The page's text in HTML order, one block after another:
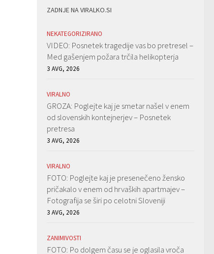
ZADNJE NA VIRALKO.SI
NEKATEGORIZIRANO
VIDEO: Posnetek tragedije vas bo pretresel –
Med gašenjem požara trčila helikopterja
3 AVG, 2026
VIRALNO
GROZA: Poglejte kaj je smetar našel v enem
od slovenskih kontejnerjev – Posnetek
pretresa
3 AVG, 2026
VIRALNO
FOTO: Poglejte kaj je presenečeno žensko
pričakalo v enem od hrvaških apartmajev –
Fotografija se širi po celotni Sloveniji
3 AVG, 2026
ZANIMIVOSTI
FOTO: Po dolgem času se je oglasila vroča